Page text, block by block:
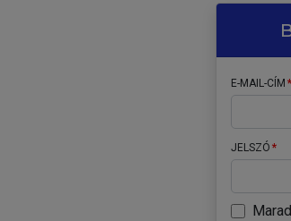
E-MAIL-CÍM
JELSZÓ